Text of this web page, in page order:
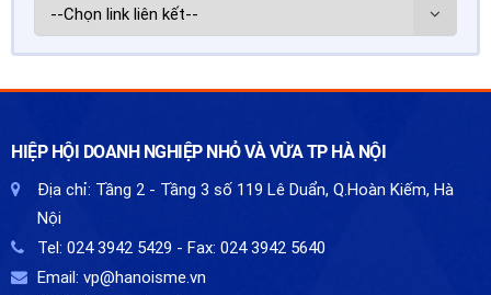
HIỆP HỘI DOANH NGHIỆP NHỎ VÀ VỪA TP HÀ NỘI
Địa chỉ: Tầng 2 - Tầng 3 số 119 Lê Duẩn, Q.Hoàn Kiếm, Hà
Nội
Tel: 024 3942 5429 - Fax: 024 3942 5640
Email: vp@hanoisme.vn